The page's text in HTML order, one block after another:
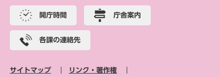
開庁時間 庁舎案内
各課の連絡先
サイトマップ リンク・著作権